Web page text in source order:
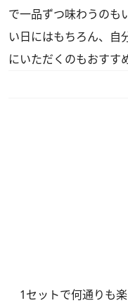
で一品ずつ味わうのも
い日にはもちろん、自
にいただくのもおすす
1セットで何通りも